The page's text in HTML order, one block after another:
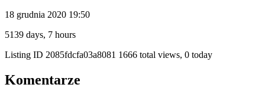
18 grudnia 2020 19:50
5139 days, 7 hours
Listing ID 2085fdcfa03a8081 1666 total views, 0 today
Komentarze